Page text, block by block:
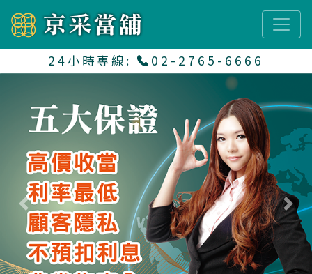
24小時專線: 02-2765-6666
Previous Next